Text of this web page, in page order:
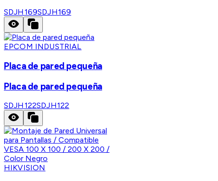
SDJH169SDJH169
EPCOM INDUSTRIAL
Placa de pared pequeña
Placa de pared pequeña
SDJH122SDJH122
HIKVISION